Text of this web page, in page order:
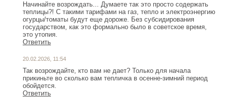
Начинайте возрождать... Думаете так это просто содержать
теплицы?! С такими тарифами на газ, тепло и электроэнергию
огурцы/томаты будут еще дороже. Без субсидирования
государством, как это формально было в советское время,
это утопия.
Ответить
20.02.2026, 11:54
Так возрождайте, кто вам не дает? Только для начала
прикиньте во сколько вам тепличка в осенне-зимний период
обойдется.
Ответить